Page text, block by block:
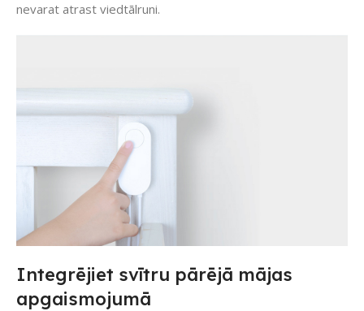
nevarat atrast viedtālruni.
Integrējiet svītru pārējā mājas
apgaismojumā